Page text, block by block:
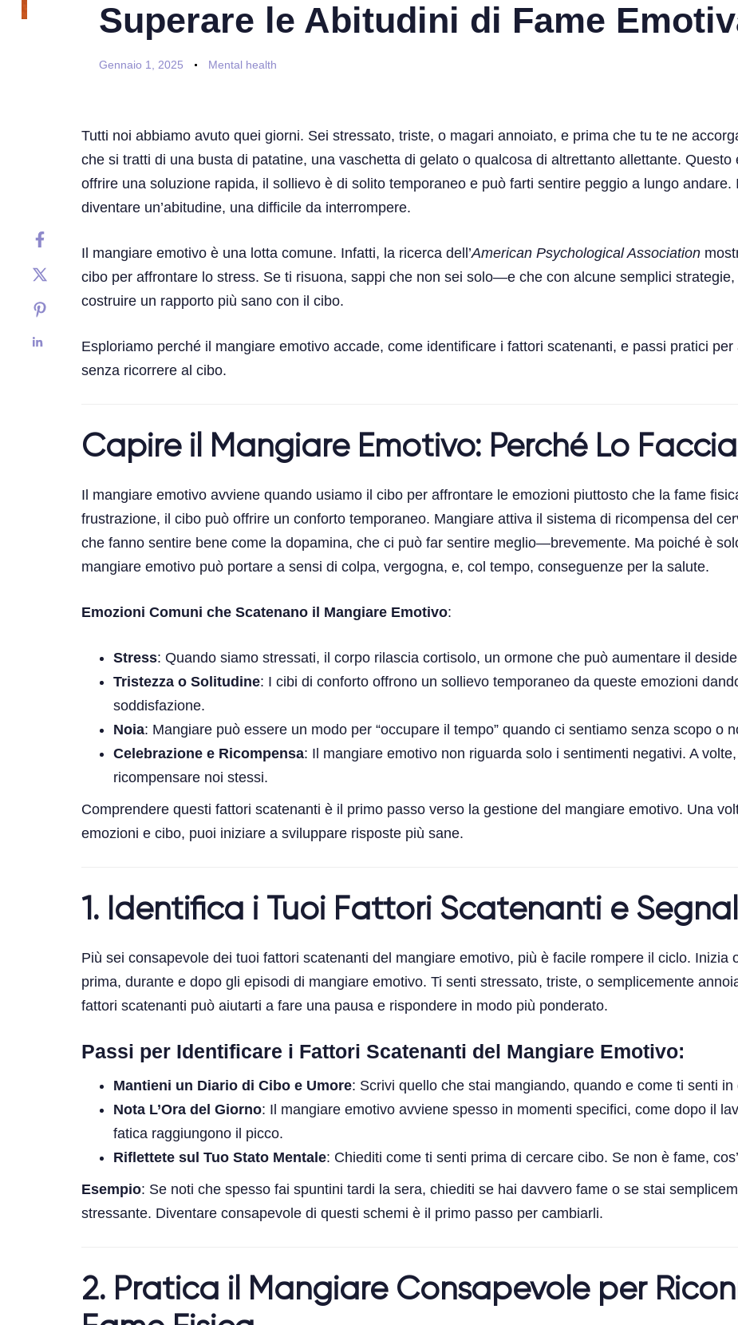
Superare le Abitudini di Fame
Gennaio 1, 2025 Mental health
Tutti noi abbiamo avuto quei giorni. Sei stressato, triste, o magari annoiato, e prima che tu te ne
che si tratti di una busta di patatine, una vaschetta di gelato o qualcosa di altrettanto allettante.
offrire una soluzione rapida, il sollievo è di solito temporaneo e può farti sentire peggio a lungo
diventare un’abitudine, una difficile da interrompere.
Il mangiare emotivo è una lotta comune. Infatti, la ricerca dell’American Psychological Association
cibo per affrontare lo stress. Se ti risuona, sappi che non sei solo—e che con alcune semplici
costruire un rapporto più sano con il cibo.
Esploriamo perché il mangiare emotivo accade, come identificare i fattori scatenanti, e passi pratici
senza ricorrere al cibo.
Capire il Mangiare Emotivo: Perché Lo
Il mangiare emotivo avviene quando usiamo il cibo per affrontare le emozioni piuttosto che la fame
frustrazione, il cibo può offrire un conforto temporaneo. Mangiare attiva il sistema di ricompensa del
che fanno sentire bene come la dopamina, che ci può far sentire meglio—brevemente. Ma poiché è
mangiare emotivo può portare a sensi di colpa, vergogna, e, col tempo, conseguenze per la salute.
Emozioni Comuni che Scatenano il Mangiare Emotivo:
Stress: Quando siamo stressati, il corpo rilascia cortisolo, un ormone che può aumentare il
Tristezza o Solitudine: I cibi di conforto offrono un sollievo temporaneo da queste emozioni
soddisfazione.
Noia: Mangiare può essere un modo per “occupare il tempo” quando ci sentiamo senza scopo o
Celebrazione e Ricompensa: Il mangiare emotivo non riguarda solo i sentimenti negativi. A
ricompensare noi stessi.
Comprendere questi fattori scatenanti è il primo passo verso la gestione del mangiare emotivo. Una
emozioni e cibo, puoi iniziare a sviluppare risposte più sane.
1. Identifica i Tuoi Fattori Scatenanti e
Più sei consapevole dei tuoi fattori scatenanti del mangiare emotivo, più è facile rompere il ciclo. Inizia
prima, durante e dopo gli episodi di mangiare emotivo. Ti senti stressato, triste, o semplicemente
fattori scatenanti può aiutarti a fare una pausa e rispondere in modo più ponderato.
Passi per Identificare i Fattori Scatenanti del Mangiare Emotivo:
Mantieni un Diario di Cibo e Umore: Scrivi quello che stai mangiando, quando e come ti senti
Nota L’Ora del Giorno: Il mangiare emotivo avviene spesso in momenti specifici, come dopo il
fatica raggiungono il picco.
Riflettete sul Tuo Stato Mentale: Chiediti come ti senti prima di cercare cibo. Se non è fame,
Esempio: Se noti che spesso fai spuntini tardi la sera, chiediti se hai davvero fame o se stai
stressante. Diventare consapevole di questi schemi è il primo passo per cambiarli.
2. Pratica il Mangiare Consapevole per